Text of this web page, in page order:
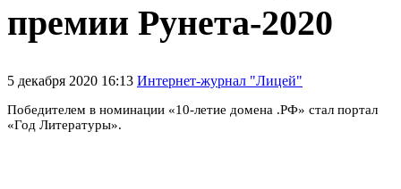
премии Рунета-2020
5 декабря 2020 16:13 Интернет-журнал "Лицей"
Победителем в номинации «10-летие домена .РФ» стал портал
«Год Литературы».